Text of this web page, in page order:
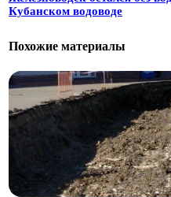
Кубанском водоводе
Похожие материалы